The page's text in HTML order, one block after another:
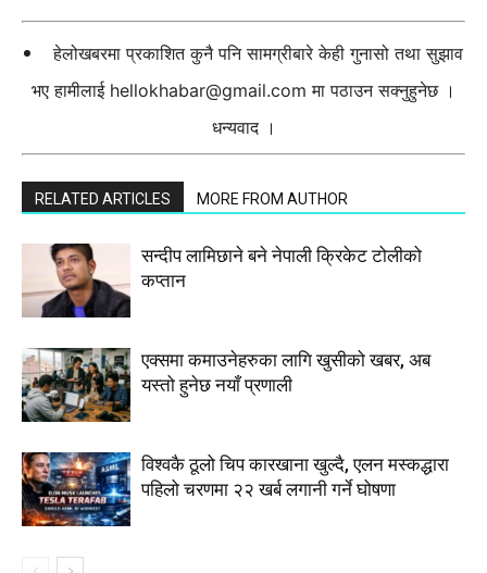
हेलोखबरमा प्रकाशित कुनै पनि सामग्रीबारे केही गुनासो तथा सुझाव
भए हामीलाई hellokhabar@gmail.com मा पठाउन सक्नुहुनेछ ।
धन्यवाद ।
RELATED ARTICLES MORE FROM AUTHOR
सन्दीप लामिछाने बने नेपाली क्रिकेट टोलीको
कप्तान
एक्समा कमाउनेहरुका लागि खुसीको खबर, अब
यस्तो हुनेछ नयाँ प्रणाली
विश्वकै ठूलो चिप कारखाना खुल्दै, एलन मस्कद्धारा
पहिलो चरणमा २२ खर्ब लगानी गर्ने घोषणा